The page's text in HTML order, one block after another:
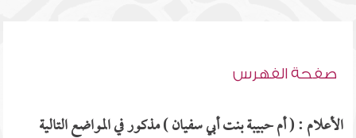
صفحة الفهرس
الأعلام : ( أم حبيبة بنت أبي سفيان ) مذكور في المواضع التالية